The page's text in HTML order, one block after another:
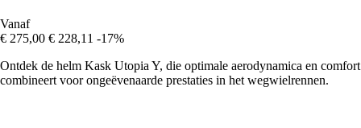
Vanaf
€ 275,00 € 228,11 -17%
Ontdek de helm Kask Utopia Y, die optimale aerodynamica en comfort
combineert voor ongeëvenaarde prestaties in het wegwielrennen.